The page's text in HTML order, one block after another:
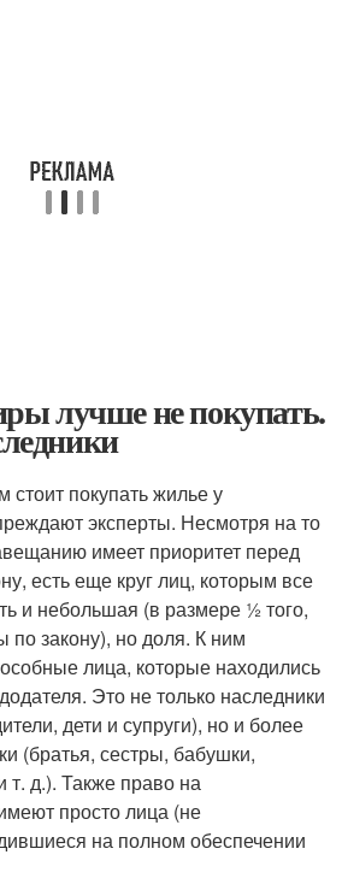
лучше не покупать.
покупать жилье у
эксперты. Несмотря на то
имеет приоритет перед
есть еще круг лиц, которым все
и небольшая (в размере ½ того,
по закону), но доля. К ним
лица, которые находились
Это не только наследники
дети и супруги), но и более
(братья, сестры, бабушки,
т. д.). Также право на
просто лица (не
на полном обеспечении